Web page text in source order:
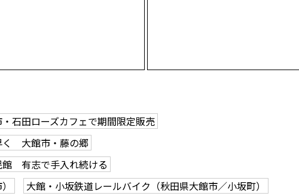
石田ローズカフェで期間限定販売
く 大館市・藤の郷
館 有志で手入れ続ける
大館・小坂鉄道レールバイク（秋田県大館市／小坂町）